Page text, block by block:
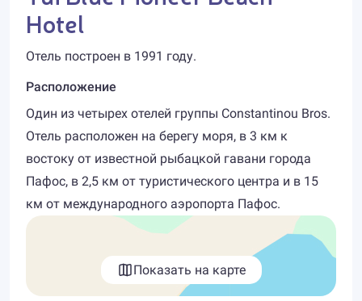
Hotel
Отель построен в 1991 году.
Расположение
Один из четырех отелей группы Constantinou Bros.
Отель расположен на берегу моря, в 3 км к
востоку от известной рыбацкой гавани города
Пафос, в 2,5 км от туристического центра и в 15
км от международного аэропорта Пафос.
Показать на карте